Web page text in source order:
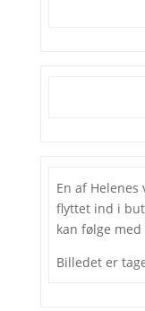
En af
flyttet ind i
kan følge
Billedet er